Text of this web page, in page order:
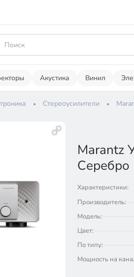
Акустика Винил
Стереоусилители
Marantz
Серебро
Характеристики:
Производитель:
Модель:
Цвет:
По типу:
Мощность на